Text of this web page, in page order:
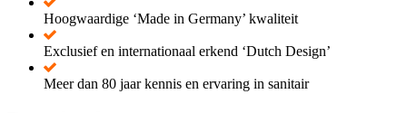
Hoogwaardige ‘Made in Germany’ kwaliteit
Exclusief en internationaal erkend ‘Dutch Design’
Meer dan 80 jaar kennis en ervaring in sanitair